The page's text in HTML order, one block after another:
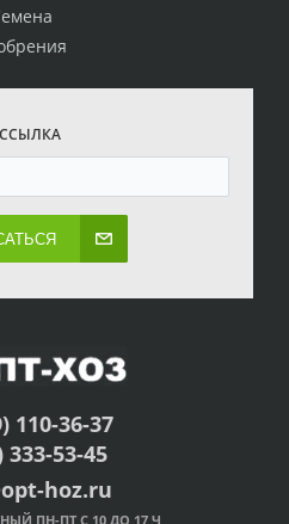
110-36-37
333-53-45
hoz.ru
ПН-ПТ С 10 ДО 17 Ч